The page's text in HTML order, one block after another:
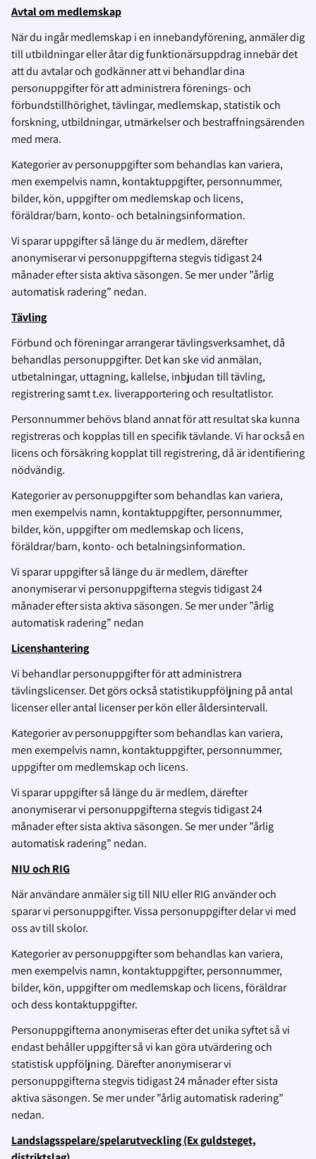
Avtal om medlemskap
När du ingår medlemskap i en innebandyförening, anmäler dig
till utbildningar eller åtar dig funktionärsuppdrag innebär det
att du avtalar och godkänner att vi behandlar dina
personuppgifter för att administrera förenings- och
förbundstillhörighet, tävlingar, medlemskap, statistik och
forskning, utbildningar, utmärkelser och bestraffningsärenden
med mera.
Kategorier av personuppgifter som behandlas kan variera,
men exempelvis namn, kontaktuppgifter, personnummer,
bilder, kön, uppgifter om medlemskap och licens,
föräldrar/barn, konto- och betalningsinformation.
Vi sparar uppgifter så länge du är medlem, därefter
anonymiserar vi personuppgifterna stegvis tidigast 24
månader efter sista aktiva säsongen. Se mer under ”årlig
automatisk radering” nedan.
Tävling
Förbund och föreningar arrangerar tävlingsverksamhet, då
behandlas personuppgifter. Det kan ske vid anmälan,
utbetalningar, uttagning, kallelse, inbjudan till tävling,
registrering samt t.ex. liverapportering och resultatlistor.
Personnummer behövs bland annat för att resultat ska kunna
registreras och kopplas till en specifik tävlande. Vi har också en
licens och försäkring kopplat till registrering, då är identifiering
nödvändig.
Kategorier av personuppgifter som behandlas kan variera,
men exempelvis namn, kontaktuppgifter, personnummer,
bilder, kön, uppgifter om medlemskap och licens,
föräldrar/barn, konto- och betalningsinformation.
Vi sparar uppgifter så länge du är medlem, därefter
anonymiserar vi personuppgifterna stegvis tidigast 24
månader efter sista aktiva säsongen. Se mer under ”årlig
automatisk radering” nedan
Licenshantering
Vi behandlar personuppgifter för att administrera
tävlingslicenser. Det görs också statistikuppföljning på antal
licenser eller antal licenser per kön eller åldersintervall.
Kategorier av personuppgifter som behandlas kan variera,
men exempelvis namn, kontaktuppgifter, personnummer,
uppgifter om medlemskap och licens.
Vi sparar uppgifter så länge du är medlem, därefter
anonymiserar vi personuppgifterna stegvis tidigast 24
månader efter sista aktiva säsongen. Se mer under ”årlig
automatisk radering” nedan.
NIU och RIG
När användare anmäler sig till NIU eller RIG använder och
sparar vi personuppgifter. Vissa personuppgifter delar vi med
oss av till skolor.
Kategorier av personuppgifter som behandlas kan variera,
men exempelvis namn, kontaktuppgifter, personnummer,
bilder, kön, uppgifter om medlemskap och licens, föräldrar
och dess kontaktuppgifter.
Personuppgifterna anonymiseras efter det unika syftet så vi
endast behåller uppgifter så vi kan göra utvärdering och
statistisk uppföljning. Därefter anonymiserar vi
personuppgifterna stegvis tidigast 24 månader efter sista
aktiva säsongen. Se mer under ”årlig automatisk radering”
nedan.
Landslagsspelare/spelarutveckling (Ex guldsteget,